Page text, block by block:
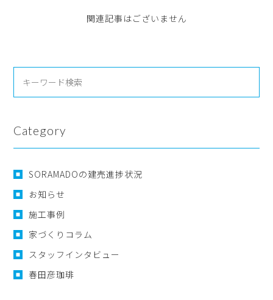
関連記事はございません
Category
SORAMADOの建売進捗状況
お知らせ
施工事例
家づくりコラム
スタッフインタビュー
春田彦珈琲